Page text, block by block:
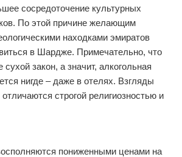
сосредоточение культурных
По этой причине желающим
находками эмиратов
в Шардже. Примечательно, что
сухой закон, а значит, алкогольная
нигде – даже в отелях. Взгляды
строгой религиозностью и
пониженными ценами на